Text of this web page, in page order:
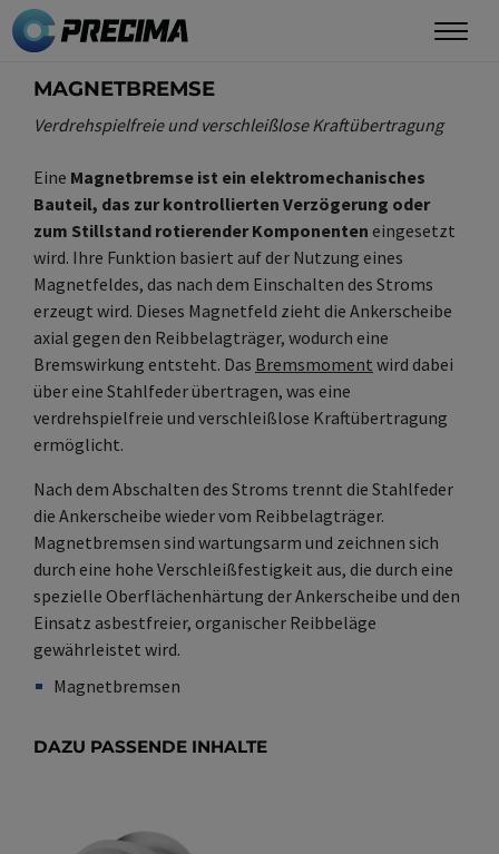
Direkt
zum
MAGNETBREMSE
Verdrehspielfreie und verschleißlose Kraftübertragung
Eine Magnetbremse ist ein elektromechanisches
Bauteil, das zur kontrollierten Verzögerung oder
zum Stillstand rotierender Komponenten eingesetzt
wird. Ihre Funktion basiert auf der Nutzung eines
Magnetfeldes, das nach dem Einschalten des Stroms
erzeugt wird. Dieses Magnetfeld zieht die Ankerscheibe
axial gegen den Reibbelagträger, wodurch eine
Bremswirkung entsteht. Das Bremsmoment wird dabei
über eine Stahlfeder übertragen, was eine
verdrehspielfreie und verschleißlose Kraftübertragung
ermöglicht.
Nach dem Abschalten des Stroms trennt die Stahlfeder
die Ankerscheibe wieder vom Reibbelagträger.
Magnetbremsen sind wartungsarm und zeichnen sich
durch eine hohe Verschleißfestigkeit aus, die durch eine
spezielle Oberflächenhärtung der Ankerscheibe und den
Einsatz asbestfreier, organischer Reibbeläge
gewährleistet wird.
Synonym(e)
Plural(e)
Magnetbremsen
DAZU PASSENDE INHALTE